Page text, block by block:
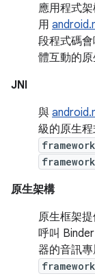
應用程式
用
段程式碼
體互動的原
JNI
與
級的原生
原生架構
原生框架
呼叫
器的音訊